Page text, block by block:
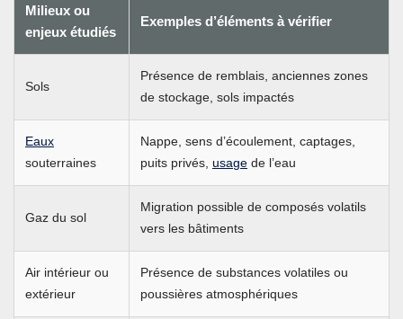
Milieux ou
enjeux étudiés
Exemples d’éléments à vérifier
Sols
Présence de remblais, anciennes zones
de stockage, sols impactés
Eaux
souterraines
Nappe, sens d’écoulement, captages,
puits privés, usage de l’eau
Gaz du sol
Migration possible de composés volatils
vers les bâtiments
Air intérieur ou
extérieur
Présence de substances volatiles ou
poussières atmosphériques